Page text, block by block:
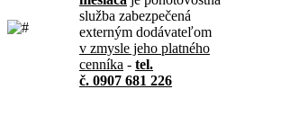
služba zabezpečená
externým dodávateľom
v zmysle jeho platného
cenníka - tel.
č. 0907 681 226